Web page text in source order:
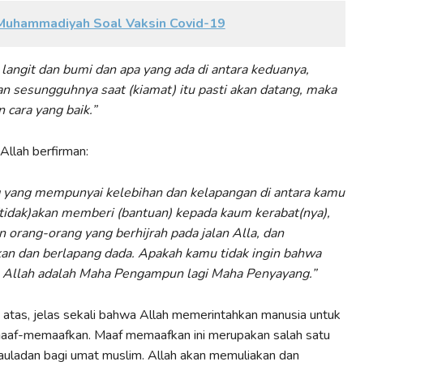
Soal Vaksin Covid-19
dan bumi dan apa yang ada di antara keduanya,
sesungguhnya saat (kiamat) itu pasti akan datang, maka
yang baik.”
berfirman:
mempunyai kelebihan dan kelapangan di antara kamu
memberi (bantuan) kepada kaum kerabat(nya),
orang-orang yang berhijrah pada jalan Alla, dan
dan berlapang dada. Apakah kamu tidak ingin bahwa
adalah Maha Pengampun lagi Maha Penyayang.”
jelas sekali bahwa Allah memerintahkan manusia untuk
memaafkan. Maaf memaafkan ini merupakan salah satu
bagi umat muslim. Allah akan memuliakan dan